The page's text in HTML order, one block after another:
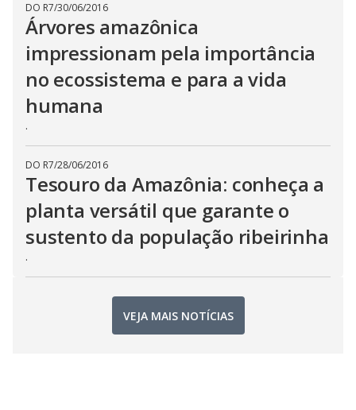
DO R7/30/06/2016
Árvores amazônica
impressionam pela importância
no ecossistema e para a vida
humana
.
DO R7/28/06/2016
Tesouro da Amazônia: conheça a
planta versátil que garante o
sustento da população ribeirinha
.
VEJA MAIS NOTÍCIAS